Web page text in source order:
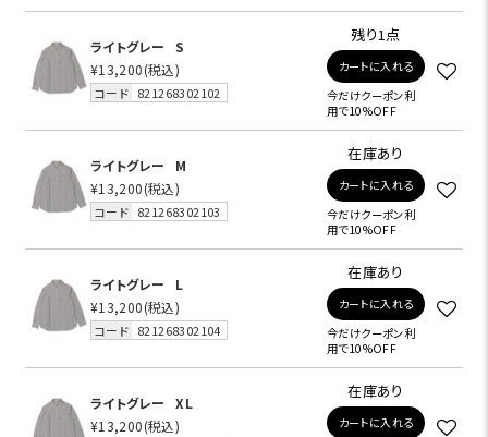
ライトグレー
S
¥13,200(税込)
コード 821268302102
残り1点
カートに入れる
今だけクーポン利
用で10%OFF
ライトグレー
M
¥13,200(税込)
コード 821268302103
在庫あり
カートに入れる
今だけクーポン利
用で10%OFF
ライトグレー
L
¥13,200(税込)
コード 821268302104
在庫あり
カートに入れる
今だけクーポン利
用で10%OFF
ライトグレー
XL
¥13,200(税込)
在庫あり
カートに入れる